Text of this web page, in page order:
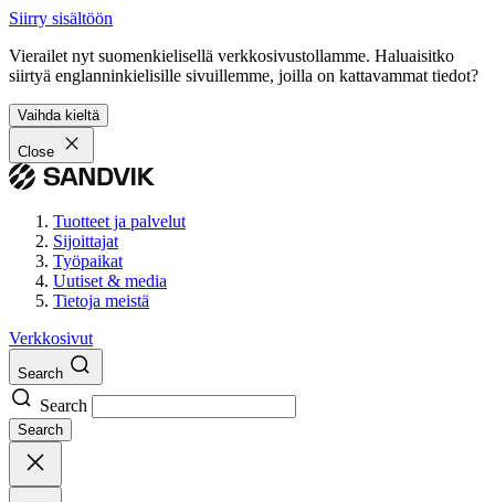
Siirry sisältöön
Vierailet nyt suomenkielisellä verkkosivustollamme. Haluaisitko
siirtyä englanninkielisille sivuillemme, joilla on kattavammat tiedot?
Vaihda kieltä
Close
Tuotteet ja palvelut
Sijoittajat
Työpaikat
Uutiset & media
Tietoja meistä
Verkkosivut
Search
Search
Search